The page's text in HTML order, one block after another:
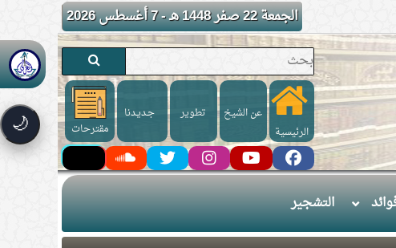
الجمعة 22 صفر 1448 هـ - 7 أغسطس 2026
🌙 الرئيسية
عن الشيخ تطوير
جـديـدنا
مقترحات
التشجير